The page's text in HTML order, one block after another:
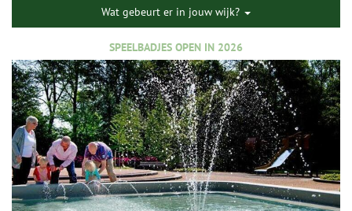
Wat gebeurt er in jouw wijk?
SPEELBADJES OPEN IN 2026